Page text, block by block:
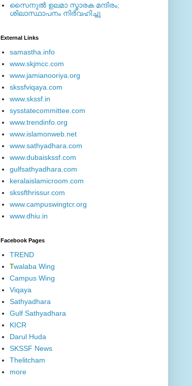
സൈനുല്‍ ഉലമാ സ്മാരക മന്ദിരം;
ശിലാസ്ഥാപനം നിര്‍വഹിച്ചു
External ‎Links
samastha.info
www.skjmcc.com
www.jamianooriya.org
skssfviqaya.com
www.skssf.in
sysstatecommittee.com
www.trendinfo.org
www.islamonweb.net
www.sathyadhara.com
www.dubaiskssf.com
gulfsathyadhara.com
keralaislamicroom.com
skssfthrissur.com
www.campuswingtcr.org
www.dhiu.in
Facebook Pages
TREND
Twalaba Wing
Campus Wing
Viqaya
Sathyadhara
Gulf Sathyadhara
KICR
Darul Huda
SKSSF News
Thelitcham
more